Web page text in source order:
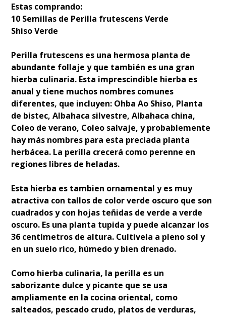
Estas comprando:
10 Semillas de Perilla frutescens Verde
Shiso Verde
Perilla frutescens es una hermosa planta de
abundante follaje y que también es una gran
hierba culinaria. Esta imprescindible hierba es
anual y tiene muchos nombres comunes
diferentes, que incluyen: Ohba Ao Shiso, Planta
de bistec, Albahaca silvestre, Albahaca china,
Coleo de verano, Coleo salvaje, y probablemente
hay más nombres para esta preciada planta
herbácea. La perilla crecerá como perenne en
regiones libres de heladas.
Esta hierba es tambien ornamental y es muy
atractiva con tallos de color verde oscuro que son
cuadrados y con hojas teñidas de verde a verde
oscuro. Es una planta tupida y puede alcanzar los
36 centímetros de altura. Cultivela a pleno sol y
en un suelo rico, húmedo y bien drenado.
Como hierba culinaria, la perilla es un
saborizante dulce y picante que se usa
ampliamente en la cocina oriental, como
salteados, pescado crudo, platos de verduras,